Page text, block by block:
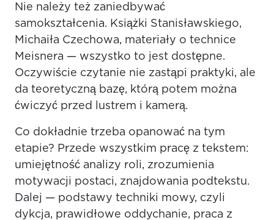
Nie należy też zaniedbywać
samokształcenia. Książki Stanisławskiego,
Michaiła Czechowa, materiały o technice
Meisnera — wszystko to jest dostępne.
Oczywiście czytanie nie zastąpi praktyki, ale
da teoretyczną bazę, którą potem można
ćwiczyć przed lustrem i kamerą.
Co dokładnie trzeba opanować na tym
etapie? Przede wszystkim pracę z tekstem:
umiejętność analizy roli, zrozumienia
motywacji postaci, znajdowania podtekstu.
Dalej — podstawy techniki mowy, czyli
dykcja, prawidłowe oddychanie, praca z